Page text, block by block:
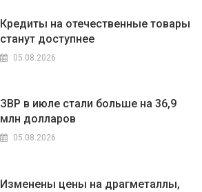
Кредиты на отечественные товары
станут доступнее
05.08.2026
ЗВР в июле стали больше на 36,9
млн долларов
05.08.2026
Изменены цены на драгметаллы,